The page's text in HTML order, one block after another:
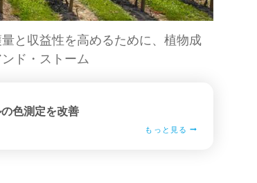
と収益性を高めるために、植物成
ド・ストーム
色測定を改善
もっと見る